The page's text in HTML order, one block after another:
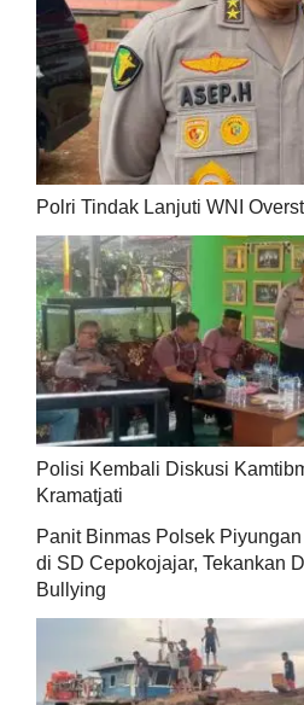
Polri Tindak Lanjuti WNI
Polisi Kembali Diskusi
Kramatjati
Panit Binmas Polsek
di SD Cepokojajar, Tekankan
Bullying